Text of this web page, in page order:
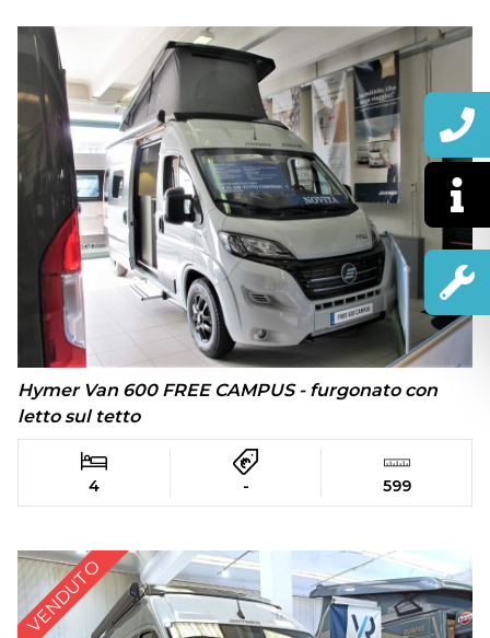
Hymer Van 600 FREE CAMPUS - furgonato con
letto sul tetto
4 - 599
VENDUTO